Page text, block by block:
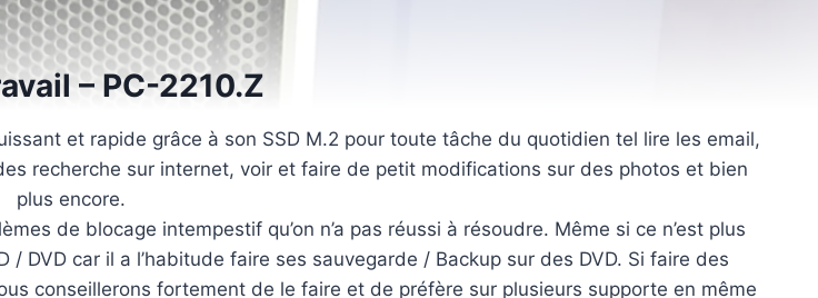
– PC-2210.Z
et rapide grâce à son SSD M.2 pour toute tâche du quotidien tel lire les email,
recherche sur internet, voir et faire de petit modifications sur des photos et bien
plus encore.
de blocage intempestif qu’on n’a pas réussi à résoudre. Même si ce n’est plus
DVD car il a l’habitude faire ses sauvegarde / Backup sur des DVD. Si faire des
conseillerons fortement de le faire et de préfère sur plusieurs supporte en même